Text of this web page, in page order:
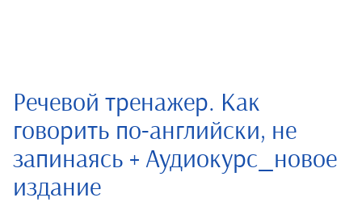
Речевой тренажер. Как
говорить по-английски, не
запинаясь + Аудиокурс_новое
издание